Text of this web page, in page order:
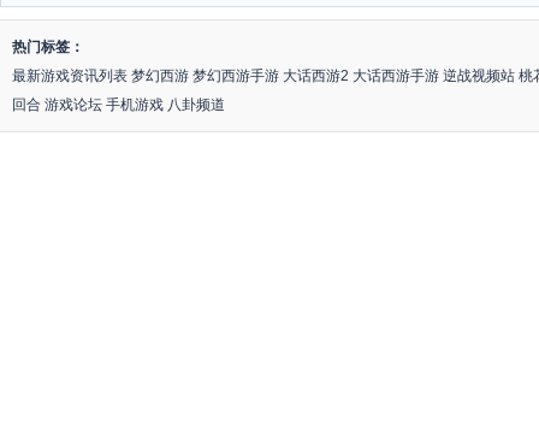
热门标签：
最新游戏资讯列表 梦幻西游 梦幻西游手游 大话西游2 大话西游手游 逆战视频站 桃
回合 游戏论坛 手机游戏 八卦频道